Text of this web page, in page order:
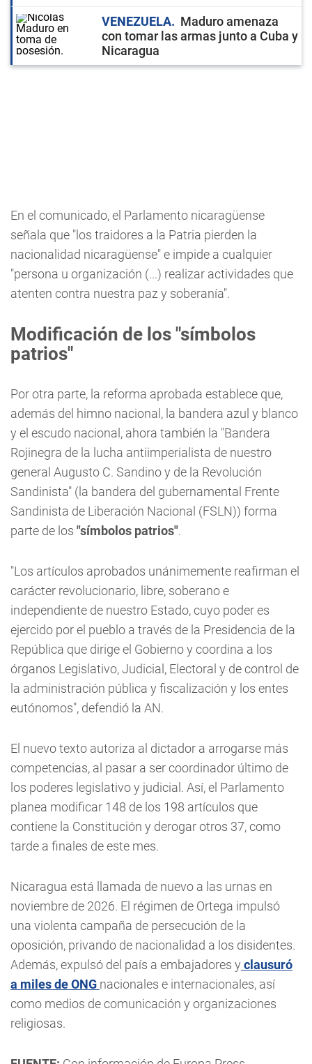
VENEZUELA
Maduro amenaza
con tomar las armas junto a Cuba y
Nicaragua
En el comunicado, el Parlamento nicaragüense
señala que "los traidores a la Patria pierden la
nacionalidad nicaragüense" e impide a cualquier
"persona u organización (...) realizar actividades que
atenten contra nuestra paz y soberanía".
Modificación de los "símbolos
patrios"
Por otra parte, la reforma aprobada establece que,
además del himno nacional, la bandera azul y blanco
y el escudo nacional, ahora también la "Bandera
Rojinegra de la lucha antiimperialista de nuestro
general Augusto C. Sandino y de la Revolución
Sandinista" (la bandera del gubernamental Frente
Sandinista de Liberación Nacional (FSLN)) forma
parte de los "símbolos patrios".
"Los artículos aprobados unánimemente reafirman el
carácter revolucionario, libre, soberano e
independiente de nuestro Estado, cuyo poder es
ejercido por el pueblo a través de la Presidencia de la
República que dirige el Gobierno y coordina a los
órganos Legislativo, Judicial, Electoral y de control de
la administración pública y fiscalización y los entes
eutónomos", defendió la AN.
El nuevo texto autoriza al dictador a arrogarse más
competencias, al pasar a ser coordinador último de
los poderes legislativo y judicial. Así, el Parlamento
planea modificar 148 de los 198 artículos que
contiene la Constitución y derogar otros 37, como
tarde a finales de este mes.
Nicaragua está llamada de nuevo a las urnas en
noviembre de 2026. El régimen de Ortega impulsó
una violenta campaña de persecución de la
oposición, privando de nacionalidad a los disidentes.
Además, expulsó del país a embajadores y clausuró
a miles de ONG nacionales e internacionales, así
como medios de comunicación y organizaciones
religiosas.